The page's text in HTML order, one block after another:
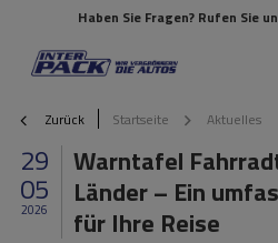
Haben Sie Fragen? Rufen Sie
Zurück Startseite Aktuelles
29
05
2026
Warntafel
Länder – Ein
für Ihre Reise